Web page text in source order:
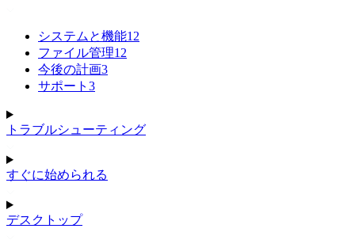
システムと機能12
ファイル管理12
今後の計画3
サポート 3
トラブルシューティング
すぐに始められる
デスクトップ